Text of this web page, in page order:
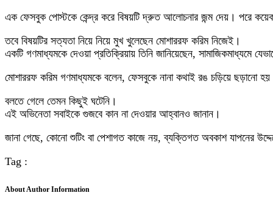
এক ফেসবুক পোস্টকে কেন্দ্র করে বিষয়টি দ্রুত আলোচনার জন্ম দেয়। পরে
তবে বিষয়টির সত্যতা নিয়ে নিয়ে মুখ খুলেছেন মোশাররফ করিম নিজেই।
একটি গণমাধ্যমকে দেওয়া প্রতিক্রিয়ায় তিনি জানিয়েছেন, সামাজিকমাধ্যমে
মোশাররফ করিম গণমাধ্যমকে বলেন, ফেসবুকে নানা কথাই রঙ চড়িয়ে
বলতে গেলে তেমন কিছুই ঘটেনি।
এই অভিনেতা সবাইকে গুজবে কান না দেওয়ার আহ্বানও জানান।
জানা গেছে, কোনো শুটিং বা পেশাগত কাজে নয়, ব্যক্তিগত অবকাশ যাপনের
Tag :
About Author Information